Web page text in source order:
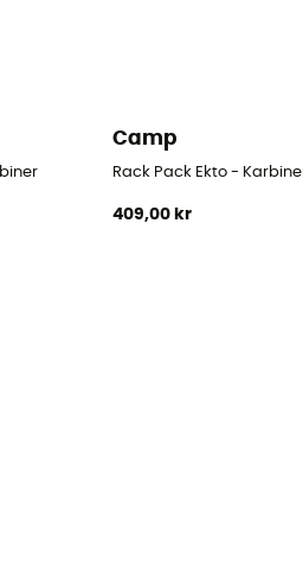
Camp
Rack Pack Ekto -
409,00 kr